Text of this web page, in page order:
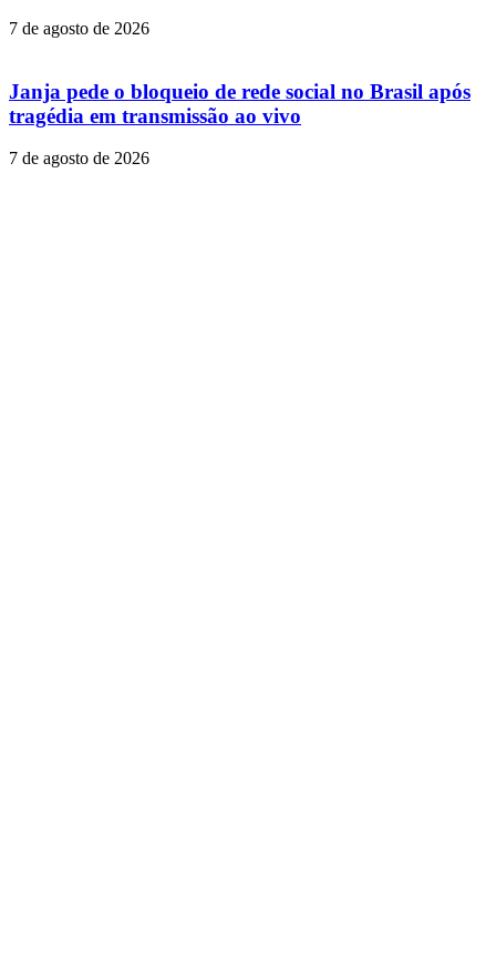
7 de agosto de 2026
Janja pede o bloqueio de rede social no Brasil após
tragédia em transmissão ao vivo
7 de agosto de 2026